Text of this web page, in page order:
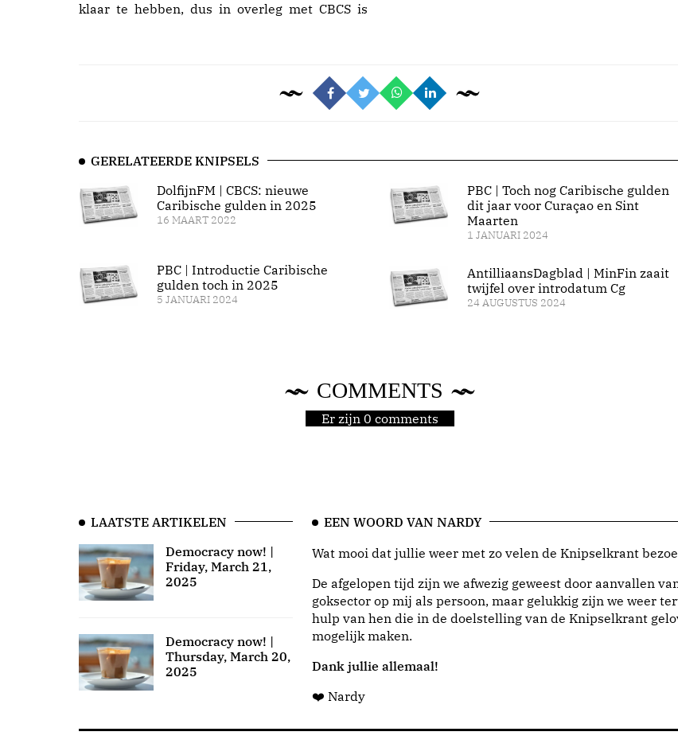
klaar te hebben, dus in overleg met CBCS is
GERELATEERDE KNIPSELS
DolfijnFM | CBCS: nieuwe
Caribische gulden in 2025
16 MAART 2022
PBC | Introductie Caribische
gulden toch in 2025
5 JANUARI 2024
PBC | Toch nog Caribische gulden
dit jaar voor Curaçao en Sint
Maarten
1 JANUARI 2024
AntilliaansDagblad | MinFin zaait
twijfel over introdatum Cg
24 AUGUSTUS 2024
COMMENTS
Er zijn 0 comments
LAATSTE ARTIKELEN
Democracy now! |
Friday, March 21,
2025
Democracy now! |
Thursday, March 20,
2025
EEN WOORD VAN NARDY
Wat mooi dat jullie weer met zo velen de Knipselkrant
De afgelopen tijd zijn we afwezig geweest door aanvallen
goksector op mij als persoon, maar gelukkig zijn we weer
hulp van hen die in de doelstelling van de Knipselkrant
mogelijk maken.
Dank jullie allemaal!
❤️ Nardy